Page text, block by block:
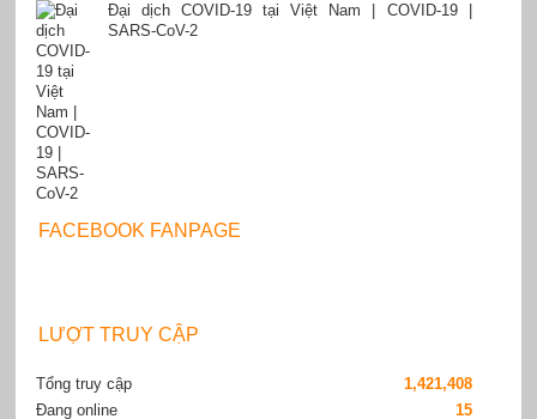
Đại dịch COVID-19 tại Việt Nam | COVID-19 |
SARS-CoV-2
FACEBOOK FANPAGE
LƯỢT TRUY CẬP
Tổng truy cập
1,421,408
Đang online
15